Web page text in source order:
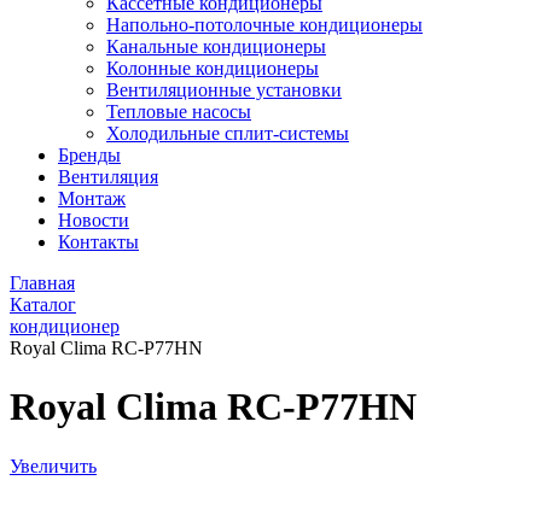
Напольно-потолочные кондиционеры
Канальные кондиционеры
Колонные кондиционеры
Вентиляционные установки
Тепловые насосы
Холодильные сплит-системы
Бренды
Вентиляция
Монтаж
Новости
Контакты
Главная
Каталог
кондиционер
Royal Clima RC-P77HN
Royal Clima RC-P77HN
Увеличить